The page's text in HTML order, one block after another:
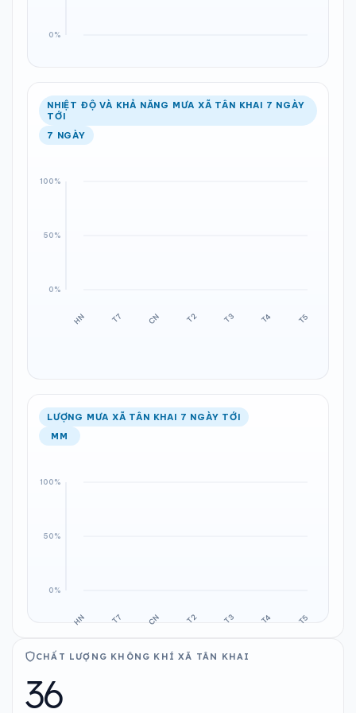
NHIỆT ĐỘ VÀ KHẢ NĂNG MƯA XÃ TÂN KHAI 7 NGÀY
TỚI
7 NGÀY
LƯỢNG MƯA XÃ TÂN KHAI 7 NGÀY TỚI
MM
CHẤT LƯỢNG KHÔNG KHÍ XÃ TÂN KHAI
36